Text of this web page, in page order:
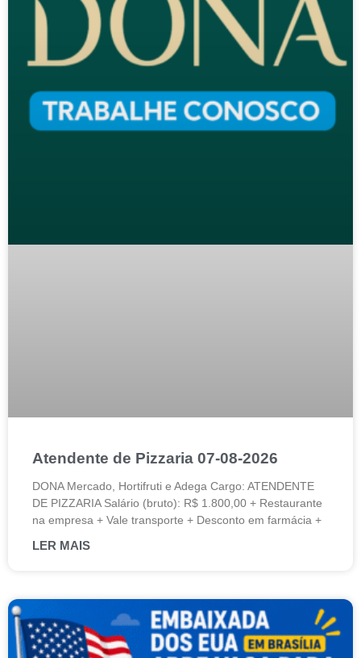
Atendente de Pizzaria 07-08-2026
DONA Mercado, Hortifruti e Adega Cargo: ATENDENTE
DE PIZZARIA Salário (bruto): R$ 1.800,00 + Restaurante
na empresa + Vale transporte + Desconto em farmácia +
LER MAIS